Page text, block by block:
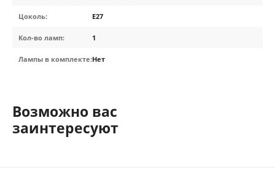
Цоколь: E27
Кол-во ламп: 1
Лампы в комплекте:Нет
Возможно вас
заинтересуют